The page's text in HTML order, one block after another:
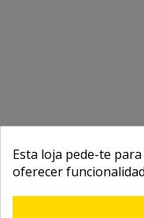
Esta loja pede-te
oferecer